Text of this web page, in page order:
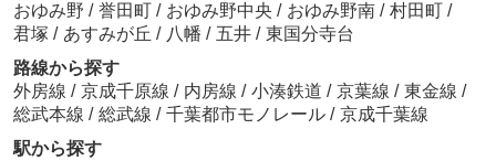
おゆみ野 / 誉田町 / おゆみ野中央 / おゆみ野南 / 村田町 /
君塚 / あすみが丘 / 八幡 / 五井 / 東国分寺台
路線から探す
外房線 / 京成千原線 / 内房線 / 小湊鉄道 / 京葉線 / 東金線 /
総武本線 / 総武線 / 千葉都市モノレール / 京成千葉線
駅から探す